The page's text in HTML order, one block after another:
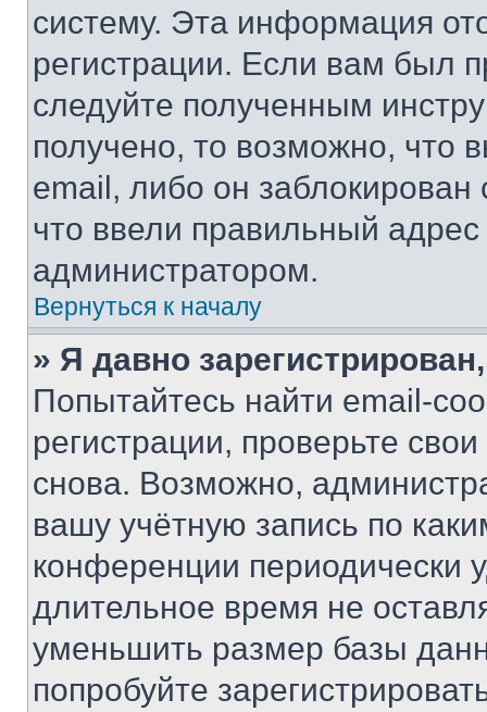
систему. Эта информация
регистрации. Если вам был
следуйте полученным
получено, то возможно, что
email, либо он
что ввели правильный адрес
администратором.
Вернуться к началу
» Я давно
Попытайтесь найти email-
регистрации, проверьте
снова. Возможно,
вашу учётную запись по
конференции периодически
длительное время не
уменьшить размер базы
попробуйте